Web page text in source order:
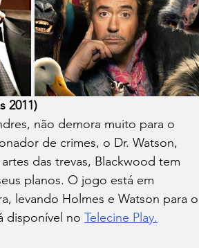
2011)
não demora muito para o
de crimes, o Dr. Watson,
das trevas, Blackwood tem
planos. O jogo está em
levando Holmes e Watson para o
disponível no Telecine Play.